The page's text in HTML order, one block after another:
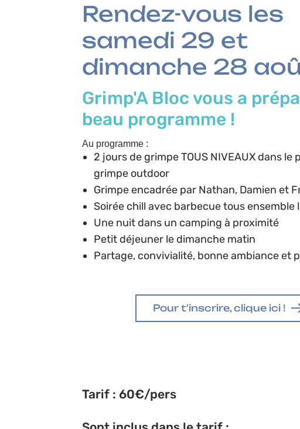
Rendez-vous les
samedi 29 et
dimanche 28
Grimp'A Bloc vous a
beau programme !
Au programme :
2 jours de grimpe TOUS NIVEAUX dans le
grimpe outdoor
Grimpe encadrée par Nathan, Damien et
Soirée chill avec barbecue tous ensemble
Une nuit dans un camping à proximité
Petit déjeuner le dimanche matin
Partage, convivialité, bonne ambiance et
Pour t'inscrire, clique ici !
Tarif : 60€/pers